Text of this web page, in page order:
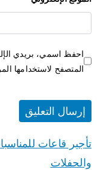
احفظ اسمي، بريدي
المتصفح لاستخدامها
والحفلات